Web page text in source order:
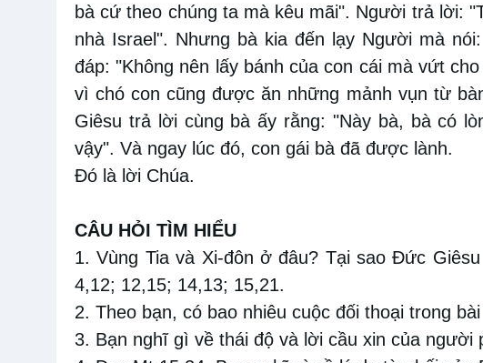
bà cứ theo chúng ta mà kêu mãi". Người trả lời:
nhà Israel". Nhưng bà kia đến lạy Người mà
đáp: "Không nên lấy bánh của con cái mà vứt
vì chó con cũng được ăn những mảnh vụn từ
Giêsu trả lời cùng bà ấy rằng: "Này bà, bà có
vậy". Và ngay lúc đó, con gái bà đã được lành.
Ðó là lời Chúa.
CÂU HỎI TÌM HIỂU
1. Vùng Tia và Xi-đôn ở đâu? Tại sao Đức
4,12; 12,15; 14,13; 15,21.
2. Theo bạn, có bao nhiêu cuộc đối thoại trong
3. Bạn nghĩ gì về thái độ và lời cầu xin của người